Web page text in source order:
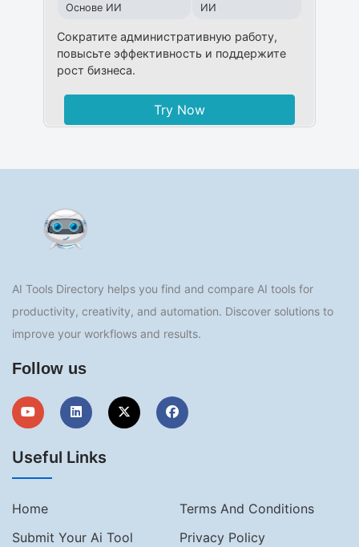
Основе ИИ
ИИ
Сократите административную работу,
повысьте эффективность и поддержите
рост бизнеса.
Try Now
AI Tools Directory helps you find and compare AI tools for
productivity, creativity, and automation. Discover solutions to
improve your workflows and results.
Follow us
Useful Links
Home
Terms And Conditions
Submit Your Ai Tool
Privacy Policy